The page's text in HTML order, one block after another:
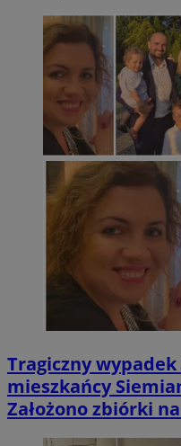
Tragiczny
mieszkańcy
Założono zbiórki